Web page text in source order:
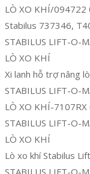
LÒ XO KHÍ/
Stabilus 737346,
STABILUS LIFT-O-
LÒ XO KHÍ
Xi lanh hỗ trợ nâng
STABILUS LIFT-O-
LÒ XO KHÍ-
STABILUS LIFT-O-
LÒ XO KHÍ
Lò xo khí Stabilus